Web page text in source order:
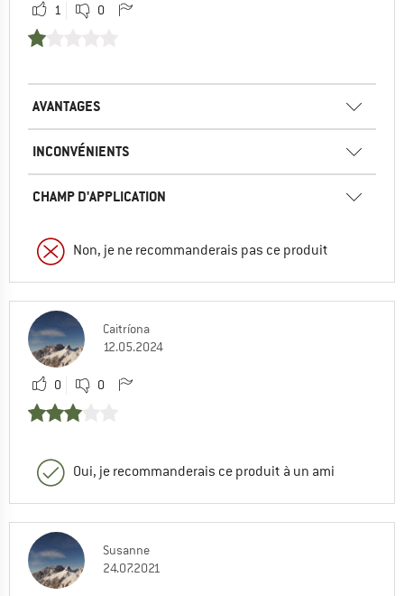
1 0
AVANTAGES
INCONVÉNIENTS
CHAMP D'APPLICATION
Non, je ne recommanderais pas ce produit
Caitríona
12.05.2024
0 0
Oui, je recommanderais ce produit à un ami
Susanne
24.07.2021